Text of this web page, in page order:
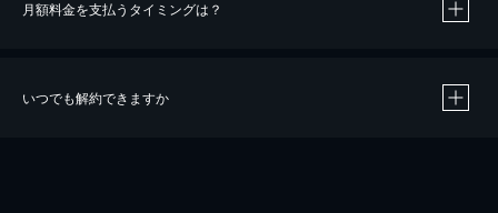
※40％ポイント還元の対象は、クレジットカード決済による作品の購入 / レンタルです。
月額料金を支払うタイミングは？
いつでも解約できますか